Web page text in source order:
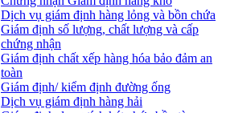
Dịch vụ giám định hàng lỏng và bồn chứa
Giám định số lượng, chất lượng và cấp
chứng nhận
Giám định chất xếp hàng hóa bảo đảm an
toàn
Giám định/ kiểm định đường ống
Dịch vụ giám định hàng hải